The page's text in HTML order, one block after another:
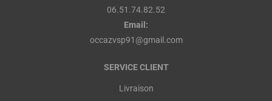
06.51.74.82.52
Email:
occazvsp91@gmail.com
SERVICE CLIENT
Livraison